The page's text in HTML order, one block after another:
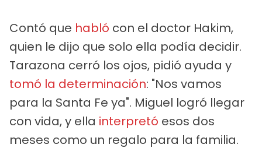
Contó que habló con el doctor Hakim,
quien le dijo que solo ella podía decidir.
Tarazona cerró los ojos, pidió ayuda y
tomó la determinación: "Nos vamos
para la Santa Fe ya". Miguel logró llegar
con vida, y ella interpretó esos dos
meses como un regalo para la familia.